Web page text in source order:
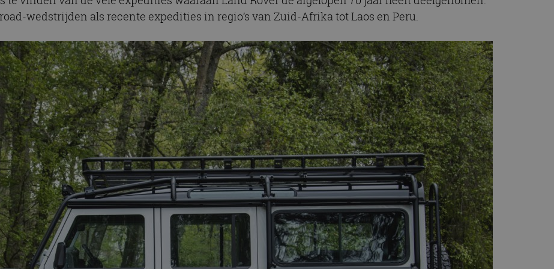
wedstrijden als recente expedities in regio’s van Zuid-Afrika tot Laos en Peru.